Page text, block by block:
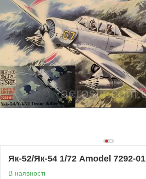
Як-52/Як-54 1/72 Amodel 7292-01
В наявності